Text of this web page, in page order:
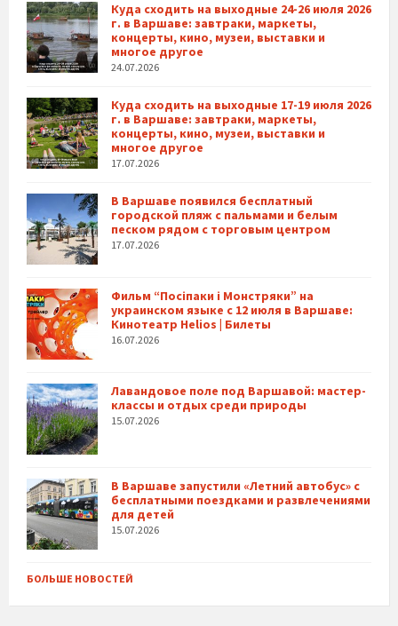
Куда сходить на выходные 24-26 июля 2026
г. в Варшаве: завтраки, маркеты,
концерты, кино, музеи, выставки и
многое другое
24.07.2026
Куда сходить на выходные 17-19 июля 2026
г. в Варшаве: завтраки, маркеты,
концерты, кино, музеи, выставки и
многое другое
17.07.2026
В Варшаве появился бесплатный
городской пляж с пальмами и белым
песком рядом с торговым центром
17.07.2026
Фильм “Посіпаки і Монстряки” на
украинском языке с 12 июля в Варшаве:
Кинотеатр Helios | Билеты
16.07.2026
Лавандовое поле под Варшавой: мастер-
классы и отдых среди природы
15.07.2026
В Варшаве запустили «Летний автобус» с
бесплатными поездками и развлечениями
для детей
15.07.2026
БОЛЬШЕ НОВОСТЕЙ